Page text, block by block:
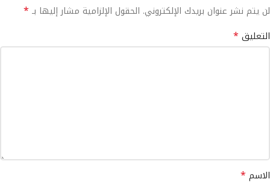
لن يتم نشر عنوان بريدك الإلكتروني. الحقول الإلزامية مشار إليها بـ *
التعليق *
الاسم *